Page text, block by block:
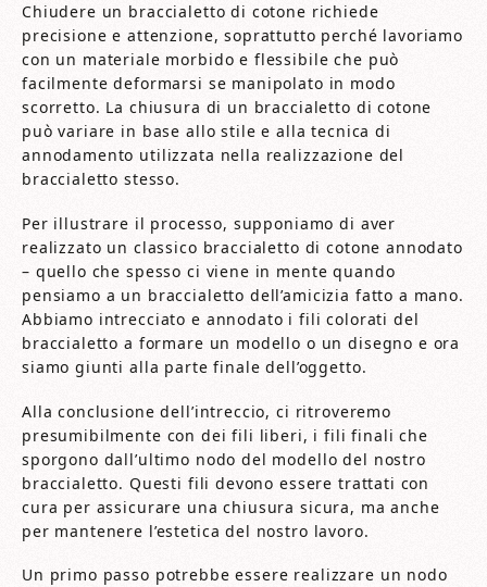
Chiudere un braccialetto di cotone richiede
precisione e attenzione, soprattutto perché lavoriamo
con un materiale morbido e flessibile che può
facilmente deformarsi se manipolato in modo
scorretto. La chiusura di un braccialetto di cotone
può variare in base allo stile e alla tecnica di
annodamento utilizzata nella realizzazione del
braccialetto stesso.
Per illustrare il processo, supponiamo di aver
realizzato un classico braccialetto di cotone annodato
– quello che spesso ci viene in mente quando
pensiamo a un braccialetto dell’amicizia fatto a mano.
Abbiamo intrecciato e annodato i fili colorati del
braccialetto a formare un modello o un disegno e ora
siamo giunti alla parte finale dell’oggetto.
Alla conclusione dell’intreccio, ci ritroveremo
presumibilmente con dei fili liberi, i fili finali che
sporgono dall’ultimo nodo del modello del nostro
braccialetto. Questi fili devono essere trattati con
cura per assicurare una chiusura sicura, ma anche
per mantenere l’estetica del nostro lavoro.
Un primo passo potrebbe essere realizzare un nodo